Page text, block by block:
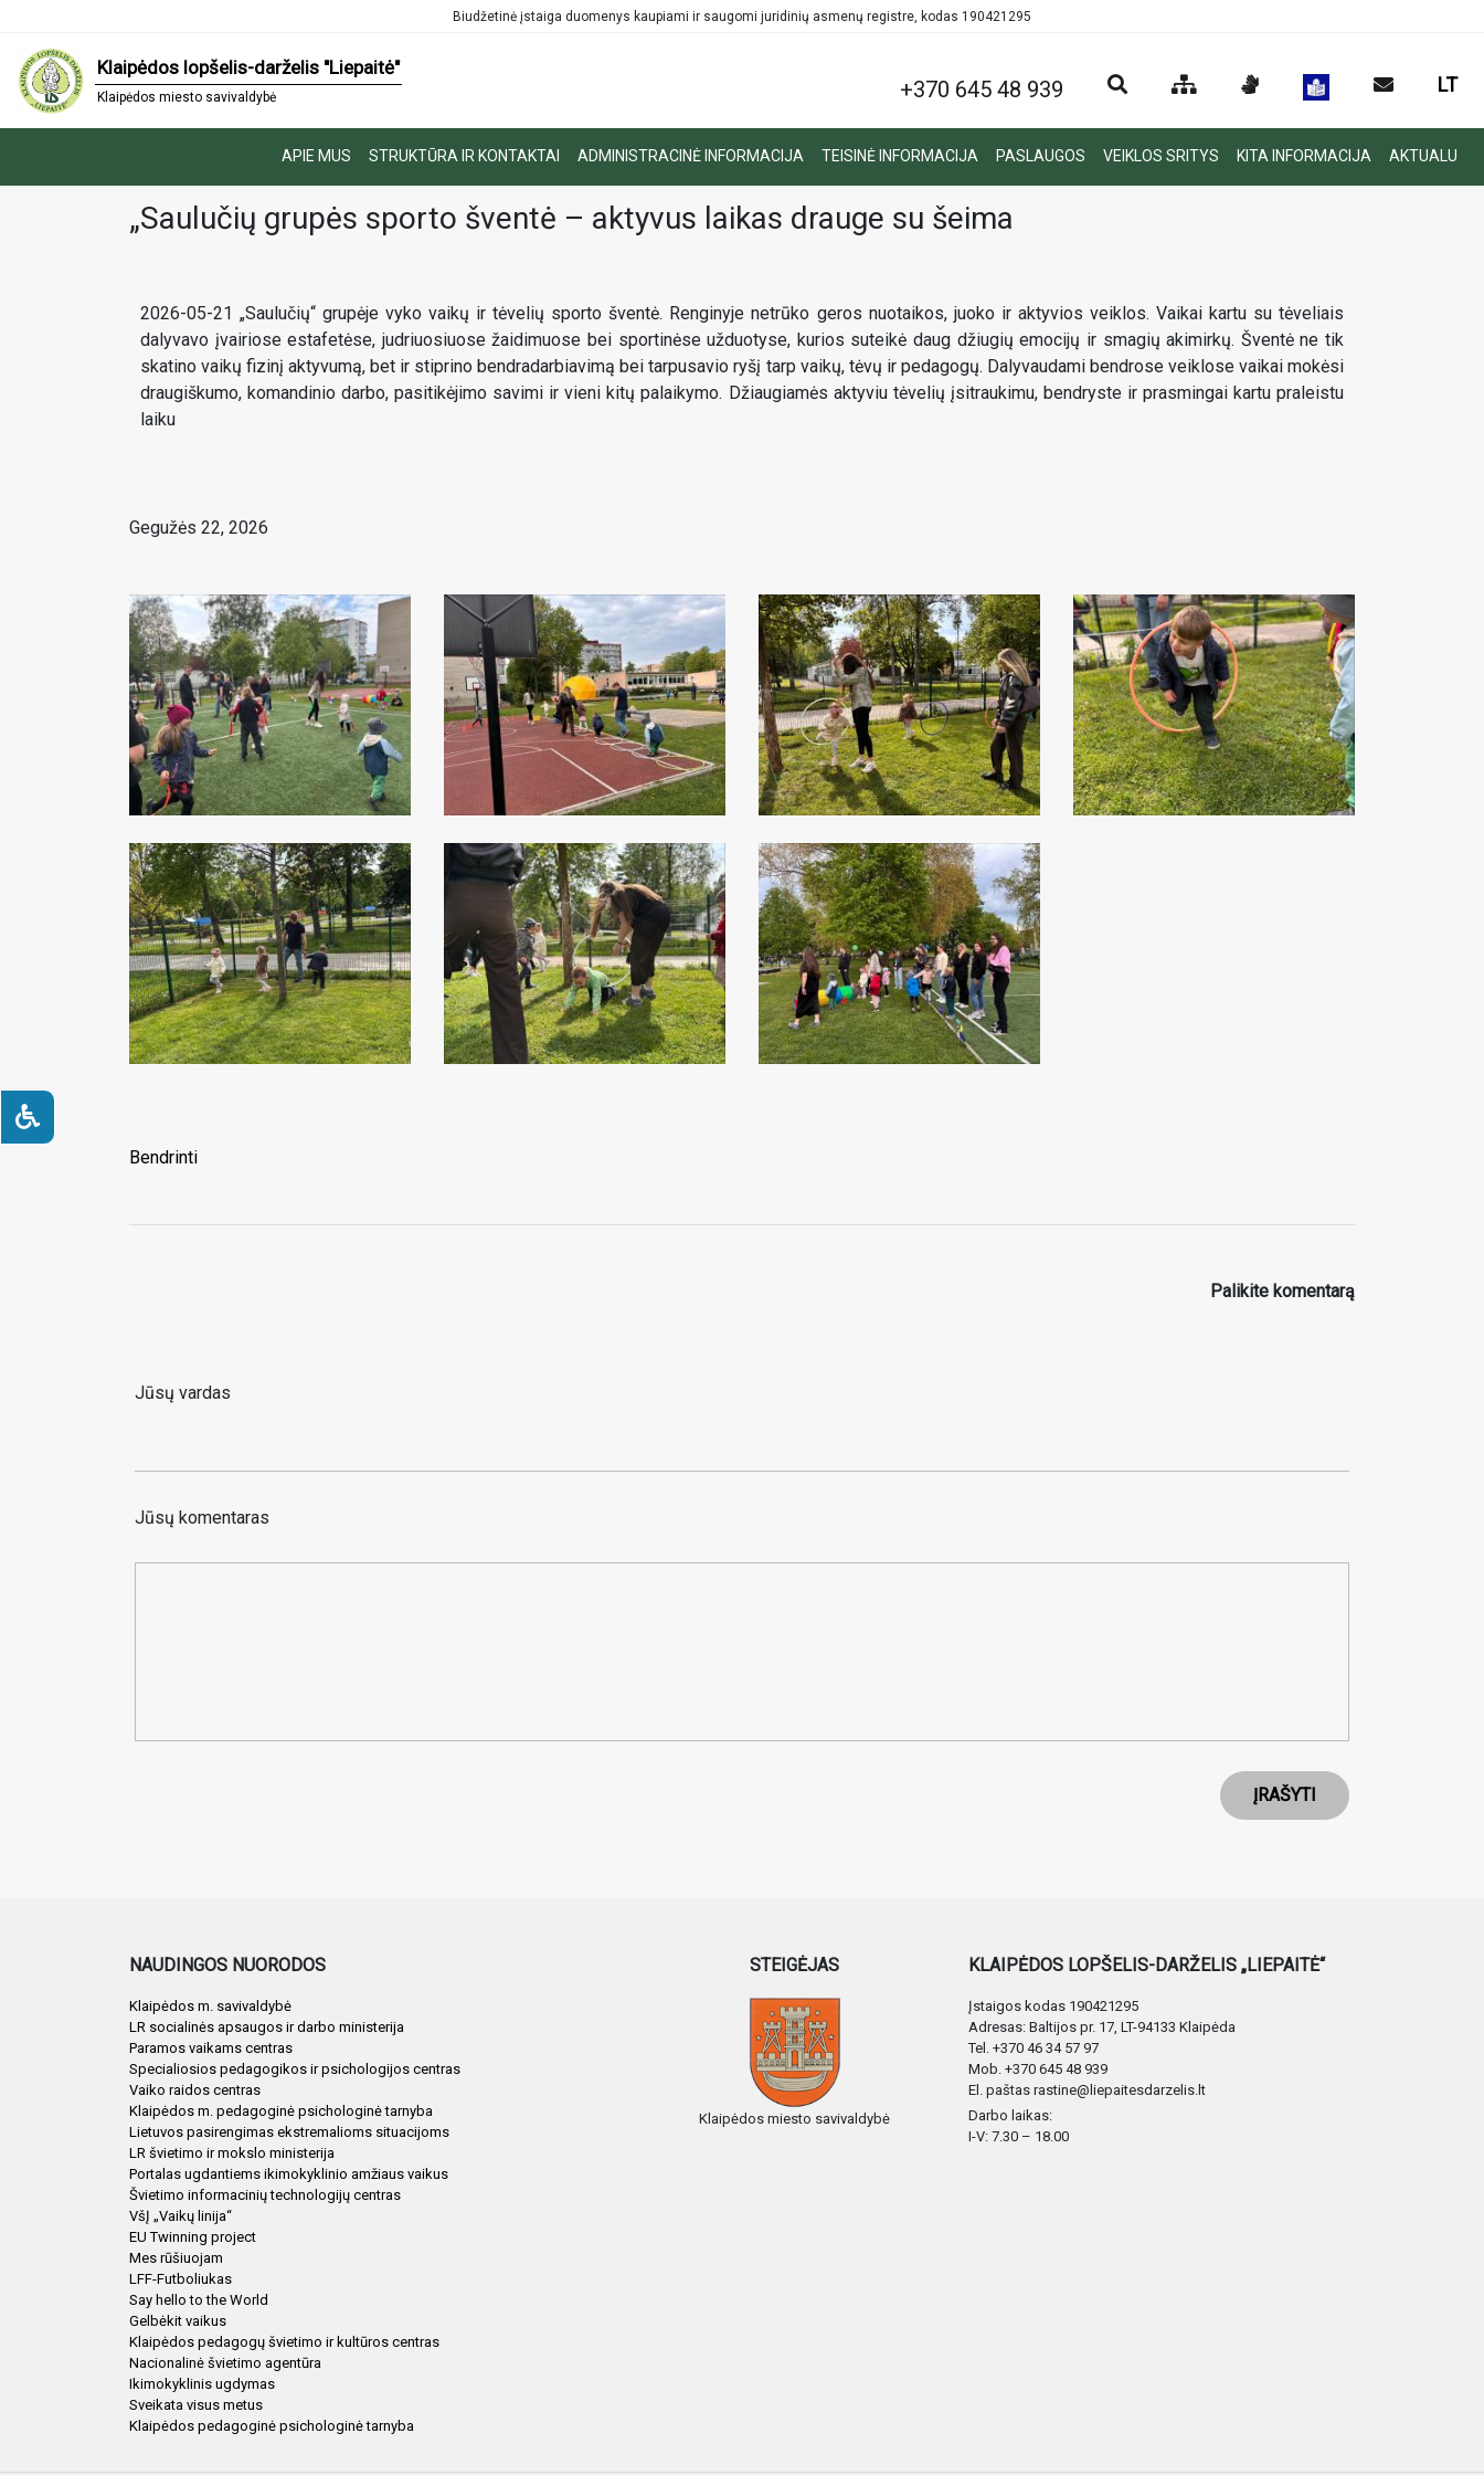
Biudžetinė įstaiga duomenys kaupiami ir saugomi juridinių asmenų registre, kodas 190421295
Klaipėdos lopšelis-darželis "Liepaitė"
Klaipėdos miesto savivaldybė +370 645 48 939 LT
APIE MUS STRUKTŪRA IR KONTAKTAI ADMINISTRACINĖ INFORMACIJA TEISINĖ INFORMACIJA PASLAUGOS VEIKLOS SRITYS KITA INFORMACIJA AKTUALU
„Saulučių grupės sporto šventė – aktyvus laikas drauge su šeima
2026-05-21 „Saulučių“ grupėje vyko vaikų ir tėvelių sporto šventė. Renginyje netrūko geros nuotaikos, juoko ir aktyvios veiklos. Vaikai kartu su tėveliais
dalyvavo įvairiose estafetėse, judriuosiuose žaidimuose bei sportinėse užduotyse, kurios suteikė daug džiugių emocijų ir smagių akimirkų. Šventė ne tik
skatino vaikų fizinį aktyvumą, bet ir stiprino bendradarbiavimą bei tarpusavio ryšį tarp vaikų, tėvų ir pedagogų. Dalyvaudami bendrose veiklose vaikai mokėsi
draugiškumo, komandinio darbo, pasitikėjimo savimi ir vieni kitų palaikymo. Džiaugiamės aktyviu tėvelių įsitraukimu, bendryste ir prasmingai kartu praleistu
laiku
Gegužės 22, 2026
Bendrinti
Palikite komentarą
Jūsų vardas
Jūsų komentaras
ĮRAŠYTI
NAUDINGOS NUORODOS
Klaipėdos m. savivaldybė
LR socialinės apsaugos ir darbo ministerija
Paramos vaikams centras
Specialiosios pedagogikos ir psichologijos centras
Vaiko raidos centras
Klaipėdos m. pedagoginė psichologinė tarnyba
Lietuvos pasirengimas ekstremalioms situacijoms
LR švietimo ir mokslo ministerija
Portalas ugdantiems ikimokyklinio amžiaus vaikus
Švietimo informacinių technologijų centras
VšĮ „Vaikų linija“
EU Twinning project
Mes rūšiuojam
LFF-Futboliukas
Say hello to the World
Gelbėkit vaikus
Klaipėdos pedagogų švietimo ir kultūros centras
Nacionalinė švietimo agentūra
Ikimokyklinis ugdymas
Sveikata visus metus
Klaipėdos pedagoginė psichologinė tarnyba
STEIGĖJAS
Klaipėdos miesto savivaldybė
KLAIPĖDOS LOPŠELIS-DARŽELIS „LIEPAITĖ“
Įstaigos kodas 190421295
Adresas: Baltijos pr. 17, LT-94133 Klaipėda
Tel. +370 46 34 57 97
Mob. +370 645 48 939
El. paštas rastine@liepaitesdarzelis.lt
Darbo laikas:
I-V: 7.30 – 18.00